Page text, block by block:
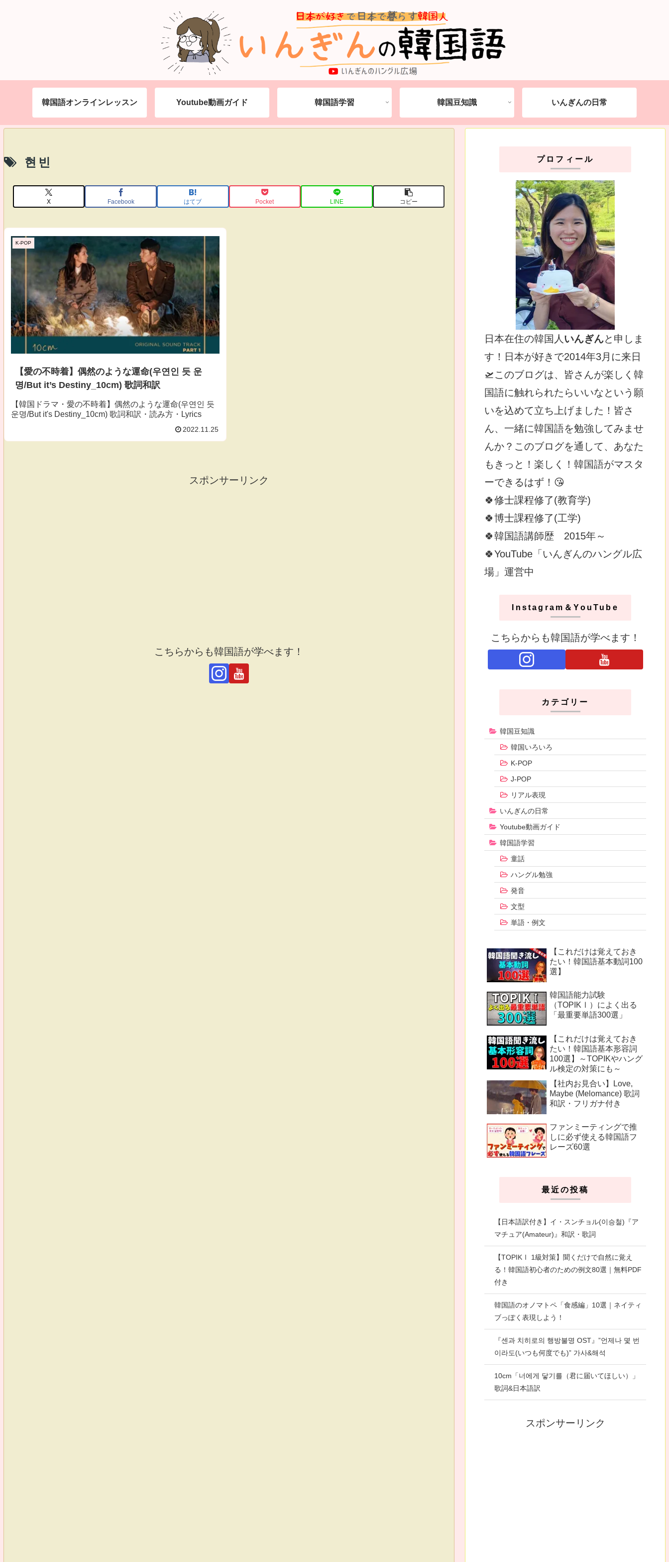
韓国語オンラインレッスン Youtube動画ガイド 韓国語学習 韓国豆知識 いんぎんの日常
현빈
X Facebook はてブ Pocket LINE コピー
K-POP
【愛の不時着】偶然のような運命(우연인 듯 운
명/But it’s Destiny_10cm) 歌詞和訳
【韓国ドラマ・愛の不時着】偶然のような運命(우연인 듯
운명/But it's Destiny_10cm) 歌詞和訳・読み方・Lyrics
2022.11.25
スポンサーリンク
こちらからも韓国語が学べます！
プロフィール
日本在住の韓国人 いんぎんと申しま
す！日本が好きで2014年3月に来日
🛫このブログは、皆さんが楽しく韓
国語に触れられたらいいなという願
いを込めて立ち上げました！皆さ
ん、一緒に韓国語を勉強してみませ
んか？このブログを通して、あなた
もきっと！楽しく！韓国語がマスタ
ーできるはず！😘
🍀修士課程修了(教育学)
🍀博士課程修了(工学)
🍀韓国語講師歴 2015年～
🍀YouTube「いんぎんのハングル広
場」運営中
Instagram＆YouTube
こちらからも韓国語が学べます！
カテゴリー
韓国豆知識
韓国いろいろ
K-POP
J-POP
リアル表現
いんぎんの日常
Youtube動画ガイド
韓国語学習
童話
ハングル勉強
発音
文型
単語・例文
【これだけは覚えておき
たい！韓国語基本動詞100
選】
韓国語能力試験
（TOPIKⅠ）によく出る
「最重要単語300選」
【これだけは覚えておき
たい！韓国語基本形容詞
100選】～TOPIKやハング
ル検定の対策にも～
【社内お見合い】Love,
Maybe (Melomance) 歌詞
和訳・フリガナ付き
ファンミーティングで推
しに必ず使える韓国語フ
レーズ60選
最近の投稿
【日本語訳付き】イ・スンチョル(이승철)『ア
マチュア(Amateur)』和訳・歌詞
【TOPIKⅠ 1級対策】聞くだけで自然に覚え
る！韓国語初心者のための例文80選｜無料PDF
付き
韓国語のオノマトペ「食感編」10選｜ネイティ
ブっぽく表現しよう！
『센과 치히로의 행방불명 OST』”언제나 몇 번
이라도(いつも何度でも)” 가사&해석
10cm「너에게 닿기를（君に届いてほしい）」
歌詞&日本語訳
スポンサーリンク